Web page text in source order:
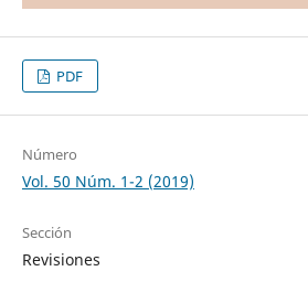
PDF
Número
Vol. 50 Núm. 1-2 (2019)
Sección
Revisiones